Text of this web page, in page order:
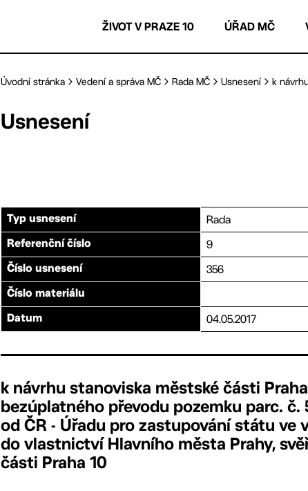
ŽIVOT V PRAZE 10 ÚŘAD MČ
Úvodní stránka Vedení a správa MČ Rada MČ Usnesení k
Usnesení
Typ usnesení Rada
Referenční číslo 9
Číslo usnesení 356
Číslo materiálu
Datum 04.05.2017
k návrhu stanoviska městské části
bezúplatného převodu pozemku parc. č.
od ČR - Úřadu pro zastupování státu ve
do vlastnictví Hlavního města Prahy,
části Praha 10